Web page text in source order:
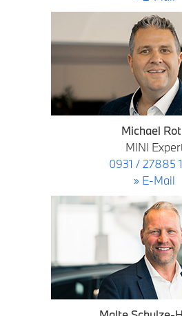
Michael
MINI
0931 / 27885
» E-Mail